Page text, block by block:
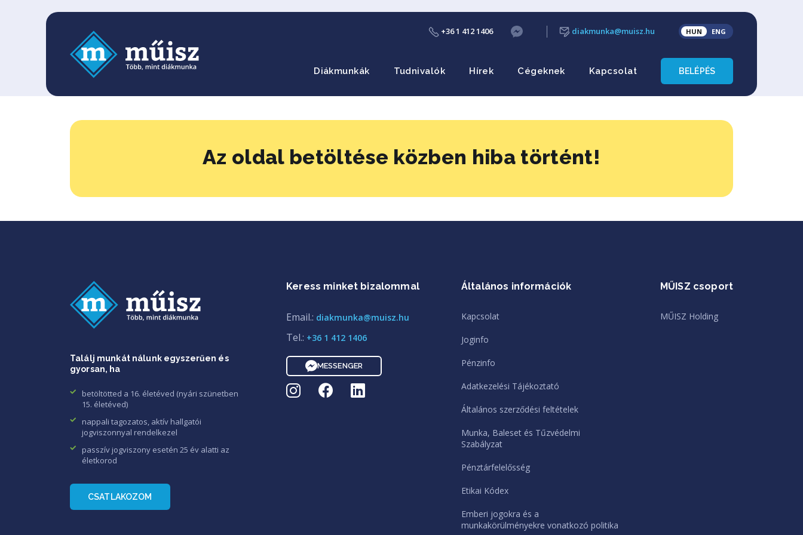
+36 1 412 1406 diakmunka@muisz.hu HUN ENG
Diákmunkák Tudnivalók Hírek Cégeknek Kapcsolat BELÉPÉS
Az oldal betöltése közben hiba történt!
Találj munkát nálunk egyszerűen és
gyorsan, ha
betöltötted a 16. életéved (nyári szünetben
15. életéved)
nappali tagozatos, aktív hallgatói
jogviszonnyal rendelkezel
passzív jogviszony esetén 25 év alatti az
életkorod
CSATLAKOZOM
Keress minket bizalommal
Email.: diakmunka@muisz.hu
Tel.: +36 1 412 1406
MESSENGER
Általános információk
Kapcsolat
Joginfo
Pénzinfo
Adatkezelési Tájékoztató
Általános szerződési feltételek
Munka, Baleset és Tűzvédelmi
Szabályzat
Pénztárfelelősség
Etikai Kódex
Emberi jogokra és a
munkakörülményekre vonatkozó politika
MŰISZ csoport
MŰISZ Holding